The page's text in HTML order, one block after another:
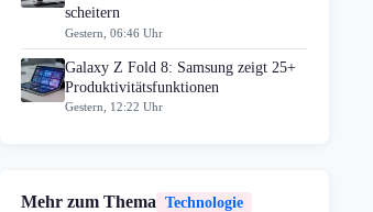
scheitern
Gestern, 06:46 Uhr
Galaxy Z Fold 8: Samsung zeigt 25+
Produktivitätsfunktionen
Gestern, 12:22 Uhr
Mehr zum Thema Technologie